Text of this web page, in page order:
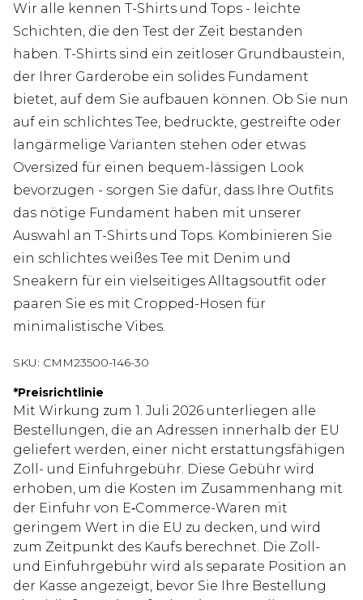
Wir alle kennen T-Shirts und Tops - leichte
Schichten, die den Test der Zeit bestanden
haben. T-Shirts sind ein zeitloser Grundbaustein,
der Ihrer Garderobe ein solides Fundament
bietet, auf dem Sie aufbauen können. Ob Sie nun
auf ein schlichtes Tee, bedruckte, gestreifte oder
langärmelige Varianten stehen oder etwas
Oversized für einen bequem-lässigen Look
bevorzugen - sorgen Sie dafür, dass Ihre Outfits
das nötige Fundament haben mit unserer
Auswahl an T-Shirts und Tops. Kombinieren Sie
ein schlichtes weißes Tee mit Denim und
Sneakern für ein vielseitiges Alltagsoutfit oder
paaren Sie es mit Cropped-Hosen für
minimalistische Vibes.
SKU: CMM23500-146-30
*Preisrichtlinie
Mit Wirkung zum 1. Juli 2026 unterliegen alle
Bestellungen, die an Adressen innerhalb der EU
geliefert werden, einer nicht erstattungsfähigen
Zoll- und Einfuhrgebühr. Diese Gebühr wird
erhoben, um die Kosten im Zusammenhang mit
der Einfuhr von E‑Commerce-Waren mit
geringem Wert in die EU zu decken, und wird
zum Zeitpunkt des Kaufs berechnet. Die Zoll-
und Einfuhrgebühr wird als separate Position an
der Kasse angezeigt, bevor Sie Ihre Bestellung